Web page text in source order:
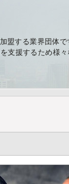
盟する業界団体
支援するため様々